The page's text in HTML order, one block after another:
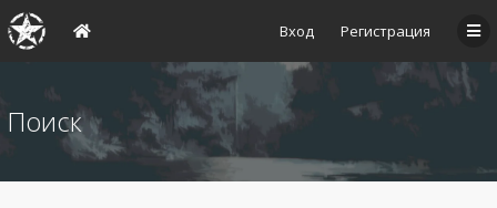
Вход Регистрация
Поиск